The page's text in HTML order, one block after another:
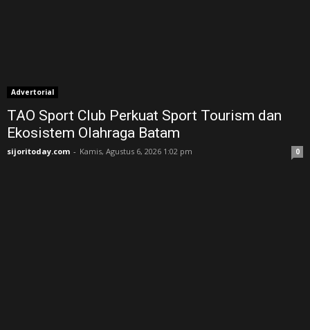
Advertorial
TAO Sport Club Perkuat Sport Tourism dan
Ekosistem Olahraga Batam
sijoritoday.com - Kamis, Agustus 6, 2026 1:02 pm 0